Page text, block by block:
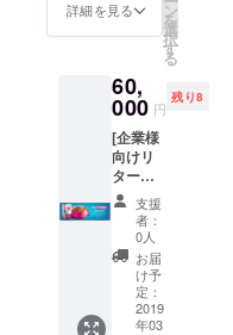
ant by
Shibaur
a Habor
&
1drink
include
d) Dogs
are ok!
リター
ンの詳
文をご
確認く
ださ
い。 ※
支援時
に備考
欄から
NeoFa
milyサ
イトに
協賛と
して掲
載希望
SPECIA
THANK
希望の
お名前
（ニッ
クネー
ムなど
も可）
とフォ
トブッ
クのご
希望の
形態
（デジ
タルま
をお届
とご相
談のも
と、広
告掲載
号を決
定させ
ていた
だきた
いと思
います
のでお
届け月
が前後
ト、有
名
ファッ
ブラン
ド、大
手企業
コマー
シャル
などの
撮影を
手掛け
てきた
カメラ
マン
Cassio
Macam
bia氏に
詳細を見る ン
を
選
択
す
る
60,
000 円
残り8
[企業様
向けリ
ターン]
①ネオ
ファミ
リーデ
ジタル
フォト
ブック
内にて
６ヶ月
支援
者：
0人
お届
け予
定：
2019
年03